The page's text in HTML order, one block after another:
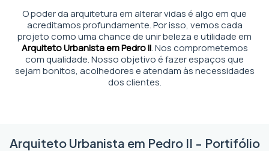
O poder da arquitetura em alterar vidas é algo em que
acreditamos profundamente. Por isso, vemos cada
projeto como uma chance de unir beleza e utilidade em
Arquiteto Urbanista em Pedro II. Nos comprometemos
com qualidade. Nosso objetivo é fazer espaços que
sejam bonitos, acolhedores e atendam às necessidades
dos clientes.
Arquiteto Urbanista em Pedro II - Portifólio